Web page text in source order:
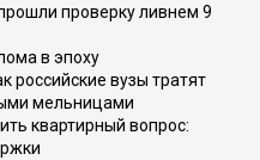
проверку ливнем 9
в эпоху
российские вузы тратят
мельницами
квартирный вопрос: